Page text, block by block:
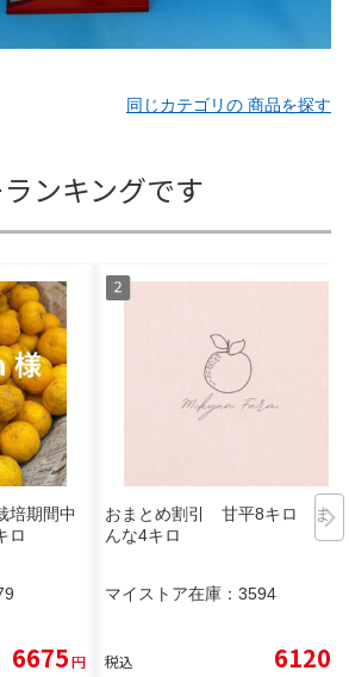
同じカテゴリの 商品を探す
ンキングです
期間中
ロ
6675円
おまとめ割引 甘平8キロ まど
んな4キロ
マイストア在庫： 3594
税込 6120